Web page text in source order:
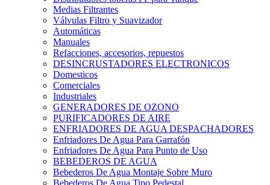
Medias Filtrantes
Válvulas Filtro y Suavizador
Automáticas
Manuales
Refacciones, accesorios, repuestos
DESINCRUSTADORES ELECTRONICOS
Domesticos
Comerciales
Industriales
GENERADORES DE OZONO
PURIFICADORES DE AIRE
ENFRIADORES DE AGUA DESPACHADORES
Enfriadores De Agua Para Garrafón
Enfriadores De Agua Para Punto de Uso
BEBEDEROS DE AGUA
Bebederos De Agua Montaje Sobre Muro
Bebederos De Agua Tipo Pedestal